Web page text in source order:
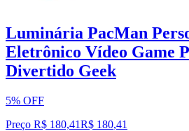
Luminária PacMan
Eletrônico Vídeo Game
Divertido Geek
5% OFF
Preço R$ 180,41R$ 180,41